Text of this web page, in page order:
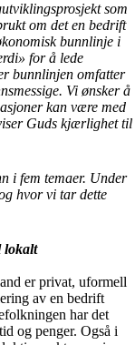
som
om det en bedrift
bunnlinje i
for å lede
bunnlinjen omfatter
Vi ønsker å
kan være med
Guds kjærlighet til
i fem temaer. Under
hvor vi tar dette
lokalt
er privat, uformell
av en bedrift
har det
og penger. Også i